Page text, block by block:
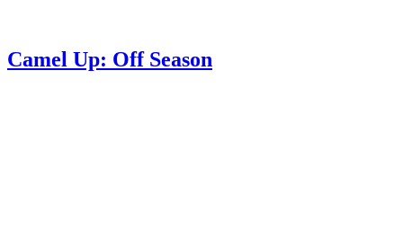
Camel Up: Off Season